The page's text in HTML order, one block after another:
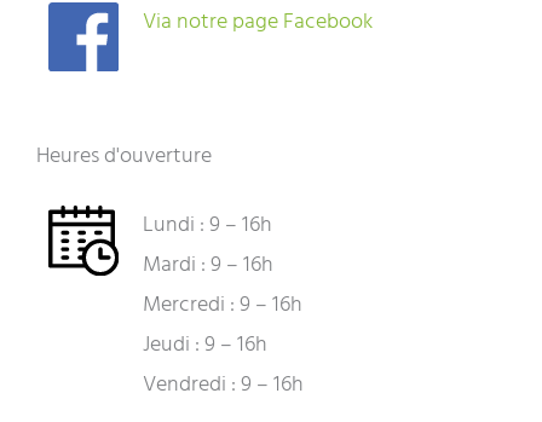
Via notre page Facebook
Heures d'ouverture
Lundi : 9 – 16h
Mardi : 9 – 16h
Mercredi : 9 – 16h
Jeudi : 9 – 16h
Vendredi : 9 – 16h